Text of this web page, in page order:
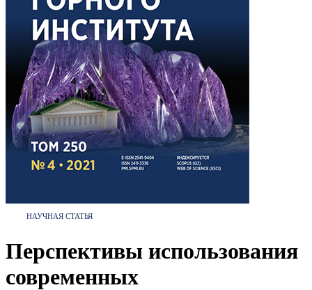
НАУЧНАЯ СТАТЬЯ
Перспективы использования
современных